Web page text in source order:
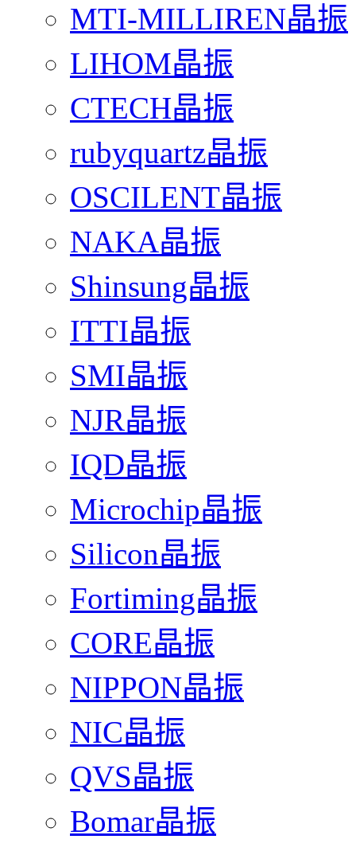
MTI-MILLIREN晶振
LIHOM晶振
CTECH晶振
rubyquartz晶振
OSCILENT晶振
NAKA晶振
Shinsung晶振
ITTI晶振
SMI晶振
NJR晶振
IQD晶振
Microchip晶振
Silicon晶振
Fortiming晶振
CORE晶振
NIPPON晶振
NIC晶振
QVS晶振
Bomar晶振